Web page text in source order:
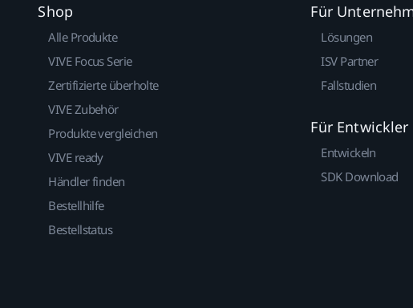
Shop
Alle Produkte
VIVE Focus Serie
Zertifizierte überholte
VIVE Zubehör
Produkte vergleichen
VIVE ready
Händler finden
Bestellhilfe
Bestellstatus
Für
Lösungen
ISV Partner
Fallstudien
Für Entwickler
Entwickeln
SDK Download